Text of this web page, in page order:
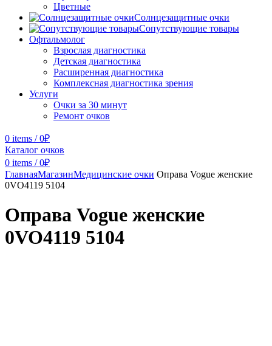
Цветные
Солнцезащитные очки
Сопутствующие товары
Офтальмолог
Взрослая диагностика
Детская диагностика
Расширенная диагностика
Комплексная диагностика зрения
Услуги
Очки за 30 минут
Ремонт очков
0 items / 0₽
Каталог очков
0 items / 0₽
ГлавнаяМагазинМедицинские очки Оправа Vogue женские
0VO4119 5104
Оправа Vogue женские
0VO4119 5104